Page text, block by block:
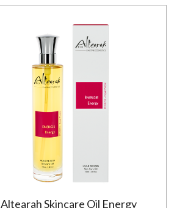
Altearah Skincare Oil Energy